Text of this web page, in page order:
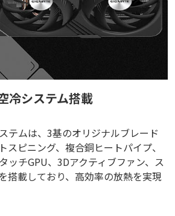
冷システム搭載
テムは、3基のオリジナルブレード
スピニング、複合銅ヒートパイプ、
ッチGPU、3Dアクティブファン、ス
搭載しており、高効率の放熱を実現